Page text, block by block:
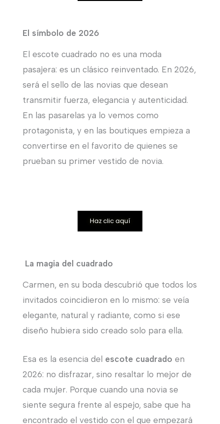
El símbolo de 2026
El escote cuadrado no es una moda
pasajera: es un clásico reinventado. En 2026,
será el sello de las novias que desean
transmitir fuerza, elegancia y autenticidad.
En las pasarelas ya lo vemos como
protagonista, y en las boutiques empieza a
convertirse en el favorito de quienes se
prueban su primer vestido de novia.
Haz clic aquí
La magia del cuadrado
Carmen, en su boda descubrió que todos los
invitados coincidieron en lo mismo: se veía
elegante, natural y radiante, como si ese
diseño hubiera sido creado solo para ella.
Esa es la esencia del escote cuadrado en
2026: no disfrazar, sino resaltar lo mejor de
cada mujer. Porque cuando una novia se
siente segura frente al espejo, sabe que ha
encontrado el vestido con el que empezará